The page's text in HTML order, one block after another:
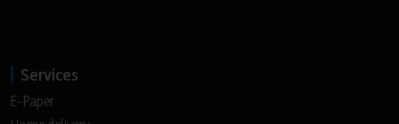
Services
E-Paper